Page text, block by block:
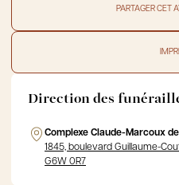
PARTAGER CET
Direction des
Complexe Claude-Marcoux
1845, boulevard Guillaume-
G6W 0R7